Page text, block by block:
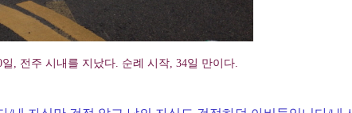
, 전주 시내를 지났다. 순례 시작, 34일 만이다.